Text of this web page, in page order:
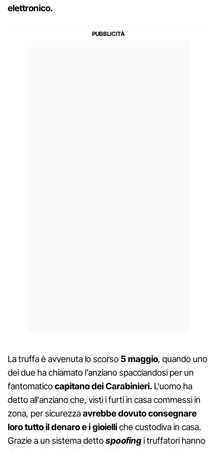
elettronico.
La truffa è avvenuta lo scorso 5 maggio, quando uno
dei due ha chiamato l'anziano spacciandosi per un
fantomaticocapitano dei Carabinieri. L'uomo ha
detto all'anziano che, visti i furti in casa commessi in
zona, per sicurezzaavrebbe dovuto consegnare
loro tutto il denaro e i gioielliche custodiva in casa.
Grazie a un sistema dettospoofingi truffatori hanno